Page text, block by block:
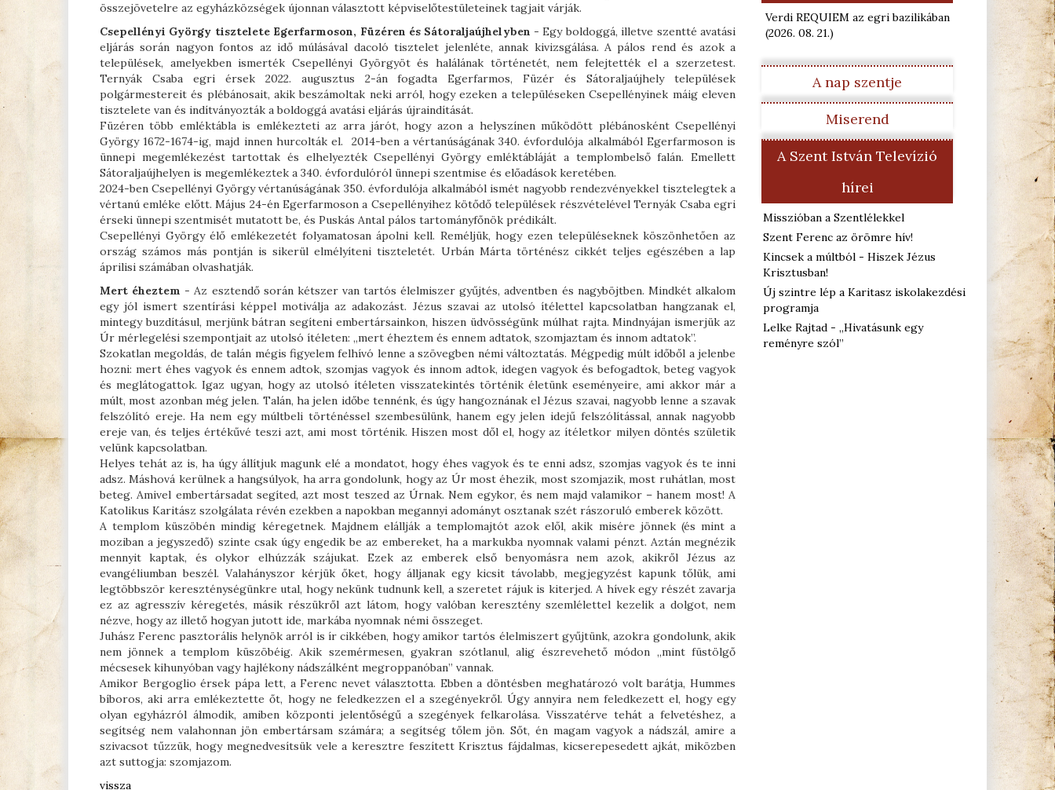
összejövetelre az egyházközségek újonnan választott képviselőtestületeinek tagjait várják.
Csepellényi György tisztelete Egerfarmoson, Füzéren és Sátoraljaújhelyben - Egy boldoggá, illetve szentté avatási
eljárás során nagyon fontos az idő múlásával dacoló tisztelet jelenléte, annak kivizsgálása. A pálos rend és azok a
települések, amelyekben ismerték Csepellényi Györgyöt és halálának történetét, nem felejtették el a szerzetest.
Ternyák Csaba egri érsek 2022. augusztus 2-án fogadta Egerfarmos, Füzér és Sátoraljaújhely települések
polgármestereit és plébánosait, akik beszámoltak neki arról, hogy ezeken a településeken Csepellényinek máig eleven
tisztelete van és indítványozták a boldoggá avatási eljárás újraindítását.
Füzéren több emléktábla is emlékezteti az arra járót, hogy azon a helyszínen működött plébánosként Csepellényi
György 1672-1674-ig, majd innen hurcolták el. 2014-ben a vértanúságának 340. évfordulója alkalmából Egerfarmoson is
ünnepi megemlékezést tartottak és elhelyezték Csepellényi György emléktábláját a templombelső falán. Emellett
Sátoraljaújhelyen is megemlékeztek a 340. évfordulóról ünnepi szentmise és előadások keretében.
2024-ben Csepellényi György vértanúságának 350. évfordulója alkalmából ismét nagyobb rendezvényekkel tisztelegtek a
vértanú emléke előtt. Május 24-én Egerfarmoson a Csepellényihez kötődő települések részvételével Ternyák Csaba egri
érseki ünnepi szentmisét mutatott be, és Puskás Antal pálos tartományfőnök prédikált.
Csepellényi György élő emlékezetét folyamatosan ápolni kell. Reméljük, hogy ezen településeknek köszönhetően az
ország számos más pontján is sikerül elmélyíteni tiszteletét. Urbán Márta történész cikkét teljes egészében a lap
áprilisi számában olvashatják.
Mert éheztem - Az esztendő során kétszer van tartós élelmiszer gyűjtés, adventben és nagyböjtben. Mindkét alkalom
egy jól ismert szentírási képpel motiválja az adakozást. Jézus szavai az utolsó ítélettel kapcsolatban hangzanak el,
mintegy buzdításul, merjünk bátran segíteni embertársainkon, hiszen üdvösségünk múlhat rajta. Mindnyájan ismerjük az
Úr mérlegelési szempontjait az utolsó ítéleten: „mert éheztem és ennem adtatok, szomjaztam és innom adtatok”.
Szokatlan megoldás, de talán mégis figyelem felhívó lenne a szövegben némi változtatás. Mégpedig múlt időből a jelenbe
hozni: mert éhes vagyok és ennem adtok, szomjas vagyok és innom adtok, idegen vagyok és befogadtok, beteg vagyok
és meglátogattok. Igaz ugyan, hogy az utolsó ítéleten visszatekintés történik életünk eseményeire, ami akkor már a
múlt, most azonban még jelen. Talán, ha jelen időbe tennénk, és úgy hangoznának el Jézus szavai, nagyobb lenne a szavak
felszólító ereje. Ha nem egy múltbeli történéssel szembesülünk, hanem egy jelen idejű felszólítással, annak nagyobb
ereje van, és teljes értékűvé teszi azt, ami most történik. Hiszen most dől el, hogy az ítéletkor milyen döntés születik
velünk kapcsolatban.
Helyes tehát az is, ha úgy állítjuk magunk elé a mondatot, hogy éhes vagyok és te enni adsz, szomjas vagyok és te inni
adsz. Máshová kerülnek a hangsúlyok, ha arra gondolunk, hogy az Úr most éhezik, most szomjazik, most ruhátlan, most
beteg. Amivel embertársadat segíted, azt most teszed az Úrnak. Nem egykor, és nem majd valamikor – hanem most! A
Katolikus Karitász szolgálata révén ezekben a napokban megannyi adományt osztanak szét rászoruló emberek között.
A templom küszöbén mindig kéregetnek. Majdnem elállják a templomajtót azok elől, akik misére jönnek (és mint a
moziban a jegyszedő) szinte csak úgy engedik be az embereket, ha a markukba nyomnak valami pénzt. Aztán megnézik
mennyit kaptak, és olykor elhúzzák szájukat. Ezek az emberek első benyomásra nem azok, akikről Jézus az
evangéliumban beszél. Valahányszor kérjük őket, hogy álljanak egy kicsit távolabb, megjegyzést kapunk tőlük, ami
legtöbbször kereszténységünkre utal, hogy nekünk tudnunk kell, a szeretet rájuk is kiterjed. A hívek egy részét zavarja
ez az agresszív kéregetés, másik részükről azt látom, hogy valóban keresztény szemlélettel kezelik a dolgot, nem
nézve, hogy az illető hogyan jutott ide, markába nyomnak némi összeget.
Juhász Ferenc pasztorális helynök arról is ír cikkében, hogy amikor tartós élelmiszert gyűjtünk, azokra gondolunk, akik
nem jönnek a templom küszöbéig. Akik szemérmesen, gyakran szótlanul, alig észrevehető módon „mint füstölgő
mécsesek kihunyóban vagy hajlékony nádszálként megroppanóban” vannak.
Amikor Bergoglio érsek pápa lett, a Ferenc nevet választotta. Ebben a döntésben meghatározó volt barátja, Hummes
bíboros, aki arra emlékeztette őt, hogy ne feledkezzen el a szegényekről. Úgy annyira nem feledkezett el, hogy egy
olyan egyházról álmodik, amiben központi jelentőségű a szegények felkarolása. Visszatérve tehát a felvetéshez, a
segítség nem valahonnan jön embertársam számára; a segítség tőlem jön. Sőt, én magam vagyok a nádszál, amire a
szivacsot tűzzük, hogy megnedvesítsük vele a keresztre feszített Krisztus fájdalmas, kicserepesedett ajkát, miközben
azt suttogja: szomjazom.
vissza
Verdi REQUIEM az egri bazilikában
(2026. 08. 21.)
A nap szentje
Miserend
A Szent István Televízió
hírei
Misszióban a Szentlélekkel
Szent Ferenc az örömre hív!
Kincsek a múltból - Hiszek Jézus
Krisztusban!
Új szintre lép a Karitasz iskolakezdési
programja
Lelke Rajtad - „Hivatásunk egy
reményre szól”